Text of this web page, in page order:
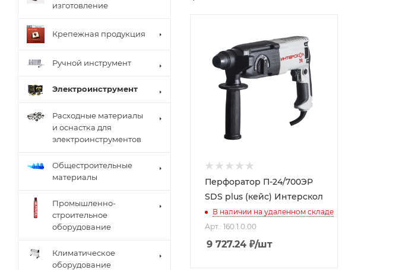
Перфоратор П-24/700ЭР
SDS plus (кейс) Интерскол
В наличии на удаленном складе
Арт.: 160.1.0.00
9 727.24 ₽/шт
изготовление
Крепежная продукция
Ручной инструмент
Электроинструмент
Расходные материалы
и оснастка для
электроинструментов
Общестроительные
материалы
Промышленно-
строительное
оборудование
Климатическое
оборудование